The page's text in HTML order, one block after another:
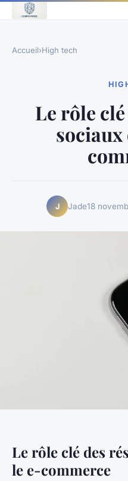
Accueil›High tech
Le rôle
sociaux
J Jade18
Le rôle clé des
le e-commerce